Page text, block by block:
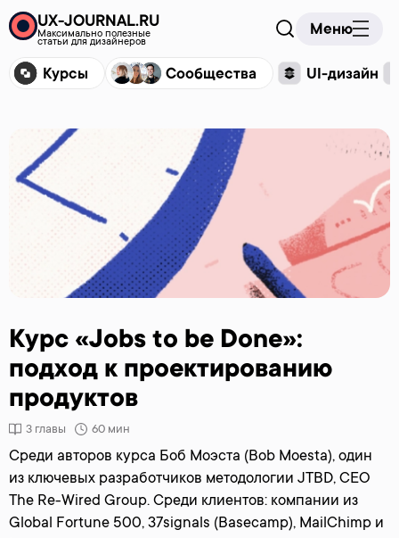
UX-JOURNAL.RU
Максимально полезные
статьи для дизайнеров
Меню
Курсы Сообщества UI-дизайн
Курс «Jobs to be Done»:
подход к проектированию
продуктов
3 главы 60 мин
Среди авторов курса Боб Моэста (Bob Moesta), один
из ключевых разработчиков методологии JTBD, CEO
The Re-Wired Group. Среди клиентов: компании из
Global Fortune 500, 37signals (Basecamp), MailChimp и